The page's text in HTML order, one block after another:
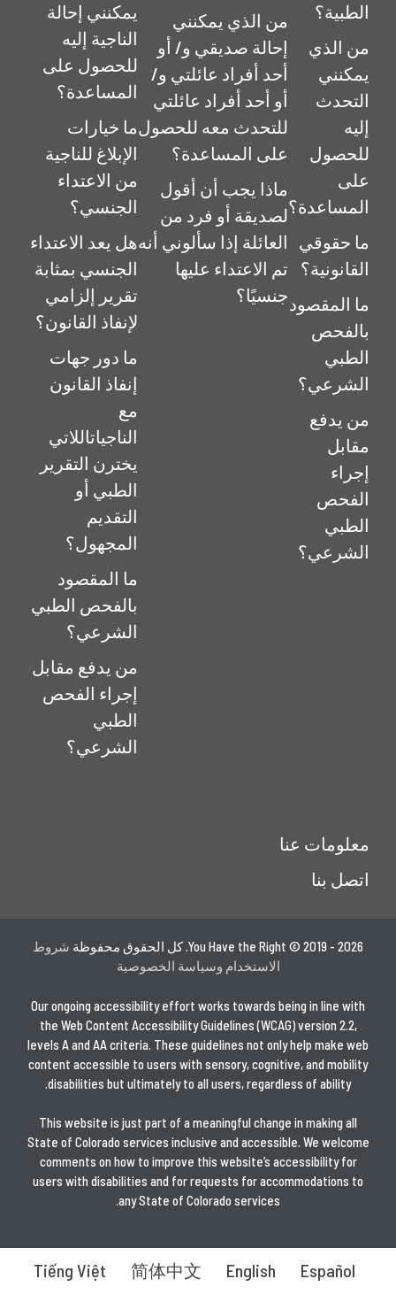
الطبية؟
من الذي
يمكنني
التحدث
إليه
للحصول
على
المساعدة؟
ما حقوقي
القانونية؟
ما المقصود
بالفحص
الطبي
الشرعي؟
من يدفع
مقابل
إجراء
الفحص
الطبي
الشرعي؟
من الذي يمكنني
إحالة صديقي و/ أو
أحد أفراد عائلتي و/
أو أحد أفراد عائلتي
للتحدث معه للحصول
على المساعدة؟
ماذا يجب أن أقول
لصديقة أو فرد من
العائلة إذا سألوني أنه
تم الاعتداء عليها
جنسيًا؟
يمكنني إحالة
الناجية إليه
للحصول على
المساعدة؟
ما خيارات
الإبلاغ للناجية
من الاعتداء
الجنسي؟
هل يعد الاعتداء
الجنسي بمثابة
تقرير إلزامي
لإنفاذ القانون؟
ما دور جهات
إنفاذ القانون
مع
الناجياتاللاتي
يخترن التقرير
الطبي أو
التقديم
المجهول؟
ما المقصود
بالفحص الطبي
الشرعي؟
من يدفع مقابل
إجراء الفحص
الطبي
الشرعي؟
معلومات عنا
اتصل بنا
You Have the Right © 2019 - 2026. كل الحقوق محفوظة
شروط
الاستخدام وسياسة الخصوصية
Our ongoing accessibility effort works towards being in line with
the Web Content Accessibility Guidelines (WCAG) version 2.2,
levels A and AA criteria. These guidelines not only help make web
content accessible to users with sensory, cognitive, and mobility
disabilities but ultimately to all users, regardless of ability.
This website is just part of a meaningful change in making all
State of Colorado services inclusive and accessible. We welcome
comments on how to improve this website’s accessibility for
users with disabilities and for requests for accommodations to
any State of Colorado services.
Español
English
简体中文
Tiếng Việt